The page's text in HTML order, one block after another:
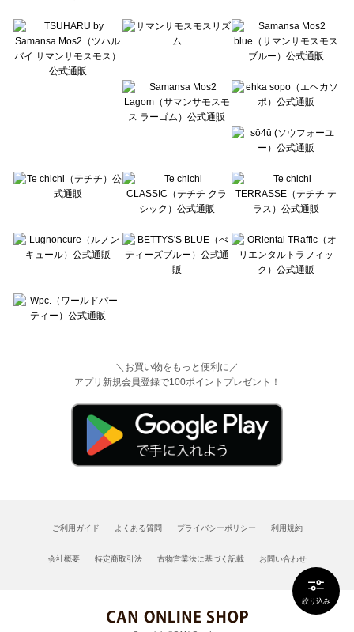
絞り込み
Lugnoncure（ルノンキュール）のアウター一覧
BETTY'S BLUE（べティーズブルー）のアウター一覧
Wpc.（ワールドパーティー）のアウター一覧
＼お買い物をもっと便利に／
アプリ新規会員登録で100ポイントプレゼント！
ご利用ガイド よくある質問 プライバシーポリシー 利用規約
会社概要 特定商取引法 古物営業法に基づく記載 お問い合わせ